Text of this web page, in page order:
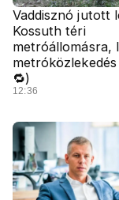
Vaddisznó jutott
Kossuth téri
metróállomásra,
🔁)
12:36